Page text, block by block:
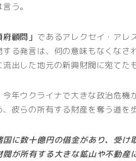
う。
府顧問」 であるアレクセイ・アレ
る発言は、何の意味もなくなさ
出した地元の新興財閥に宛てた
年ウクライナで大きな政治危機
、彼らの所有する財産を奪う道を
国に数十億円の借金があり、受
が所有する大きな鉱山や不動産